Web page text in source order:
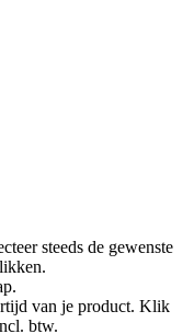
steeds de gewenste
van je product. Klik
btw.